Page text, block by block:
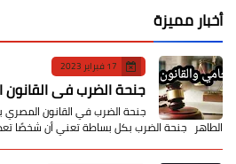
أخبار مميزة
17 فبراير 2023
جنحة الضرب في
جنحة الضرب في القانون المصري
الطاهر جنحة الضرب بكل بساطة تعني أن شخصًا